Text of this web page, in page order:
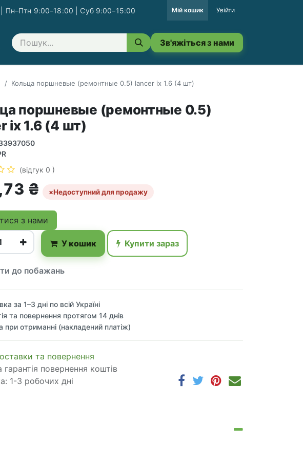
Пн–Птн 9:00–18:00 | Суб 9:00–15:00 Мій кошик Увійти
Зв'яжіться з нами
Кольца поршневые (ремонтные 0.5) lancer ix 1.6 (4 шт)
поршневые (ремонтные 0.5)
ix 1.6 (4 шт)
(відгук 0 )
₴ ×Недоступний для продажу
з нами
У кошик Купити зараз
до побажань
за 1–3 дні по всій Україні
та повернення протягом 14 днів
при отриманні (накладений платіж)
​т​а​ по​в​е​р​н​е​н​н​я
гарантія повернення коштів
1-3 робочих дні